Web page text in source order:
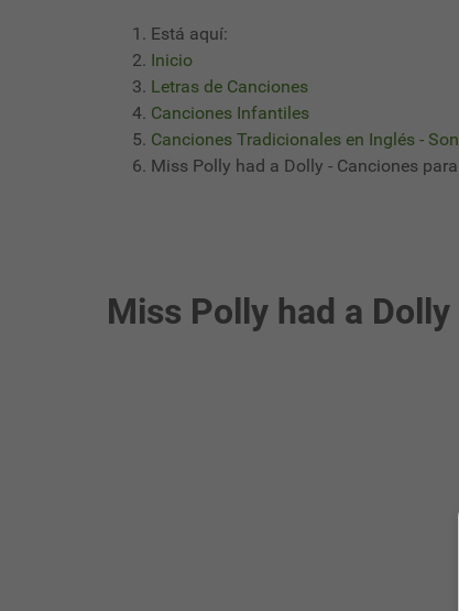
Está aquí:
Inicio
Letras de Canciones
Canciones Infantiles
Canciones Tradicionales en Inglés -
Miss Polly had a Dolly - Canciones
Miss Polly had a